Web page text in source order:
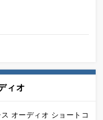
ィオ
オーディオ ショートコ